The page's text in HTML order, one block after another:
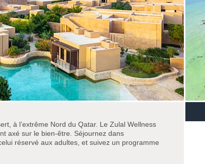
à l’extrême Nord du Qatar. Le Zulal Wellness
axé sur le bien-être. Séjournez dans
réservé aux adultes, et suivez un programme